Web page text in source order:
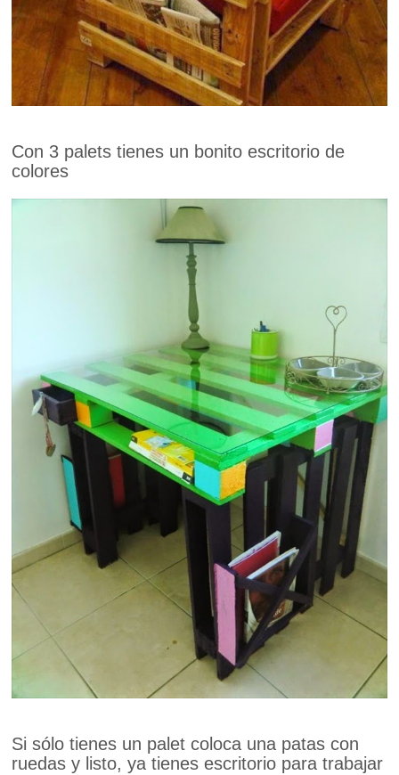
Con 3 palets tienes un bonito escritorio de
colores
Si sólo tienes un palet coloca una patas con
ruedas y listo, ya tienes escritorio para trabajar